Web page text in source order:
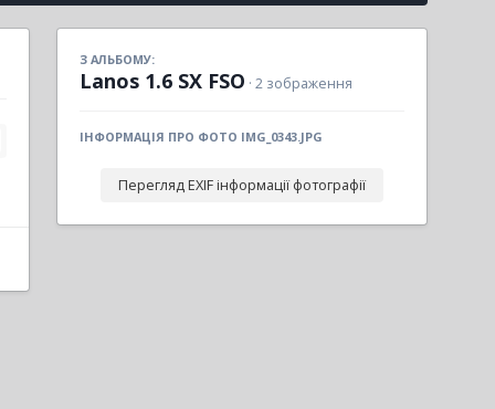
З АЛЬБОМУ:
Lanos 1.6 SX FSO · 2 зображення
ІНФОРМАЦІЯ ПРО ФОТО IMG_0343.JPG
Перегляд EXIF інформації фотографії